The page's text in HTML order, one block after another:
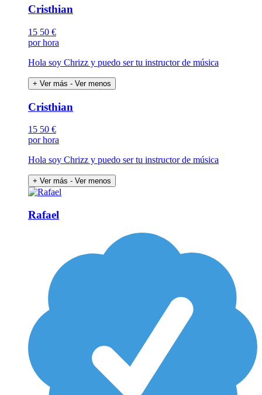
Cristhian
15 50 €
por hora
Hola soy Chrizz y puedo ser tu instructor de música
+ Ver más - Ver menos
Cristhian
15 50 €
por hora
Hola soy Chrizz y puedo ser tu instructor de música
+ Ver más - Ver menos
Rafael